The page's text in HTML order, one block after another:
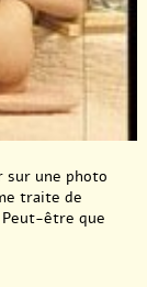
sur une photo
traite de
être que